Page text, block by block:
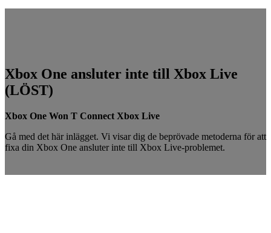
Xbox One ansluter inte till Xbox Live
(LÖST)
Xbox One Won T Connect Xbox Live
Gå med det här inlägget. Vi visar dig de beprövade metoderna för att
fixa din Xbox One ansluter inte till Xbox Live-problemet.